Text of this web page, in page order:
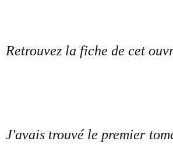
Retrouvez la fiche de cet
J'avais trouvé le premier